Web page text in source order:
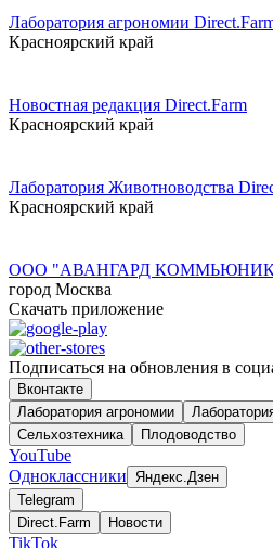
Лаборатория агрономии
Красноярский край
Новостная редакция Direct.Farm
Красноярский край
Лаборатория Животноводства
Красноярский край
ООО "АВАНГАРД
город Москва
Скачать приложение
Подписаться на обновления в
Вконтакте
Лаборатория агрономии
Сельхозтехника
Плодоводство
YouTube
Одноклассники Яндекс.Дзен
Telegram
Direct.Farm
Новости
TikTok